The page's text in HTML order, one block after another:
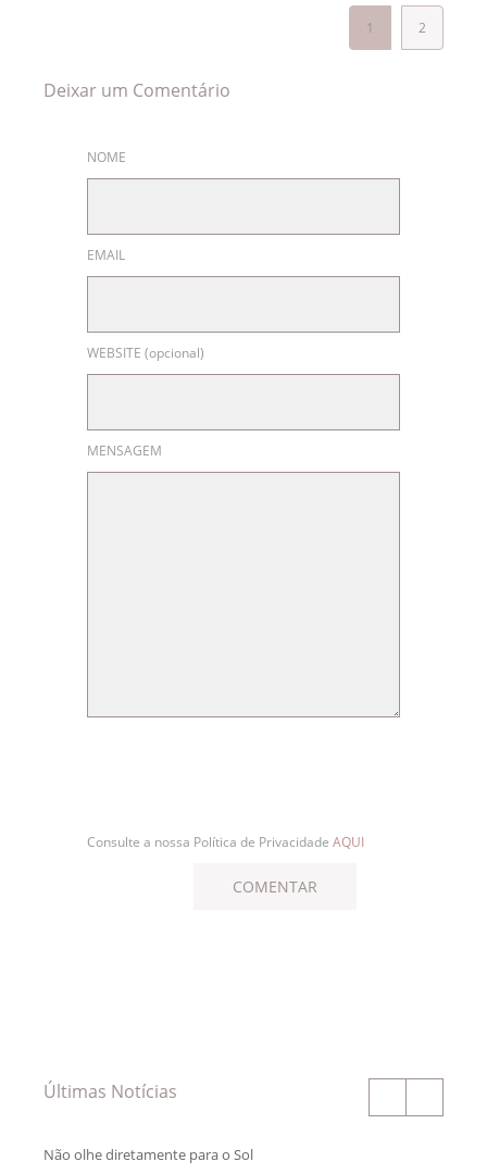
1 2
Deixar um Comentário
NOME
EMAIL
WEBSITE (opcional)
MENSAGEM
Consulte a nossa Política de Privacidade AQUI
Últimas Notícias
Não olhe diretamente para o Sol